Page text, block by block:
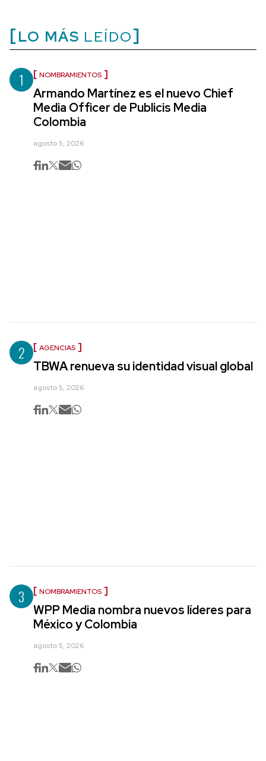
LO MÁS LEÍDO
1 NOMBRAMIENTOS
Armando Martínez es el nuevo Chief
Media Officer de Publicis Media
Colombia
agosto 5, 2026
2 AGENCIAS
TBWA renueva su identidad visual global
agosto 5, 2026
3 NOMBRAMIENTOS
WPP Media nombra nuevos líderes para
México y Colombia
agosto 5, 2026